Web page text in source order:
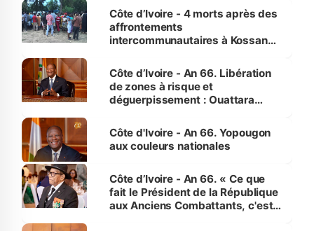
générations futures »
Côte d’Ivoire - 4 morts après des
affrontements
intercommunautaires à Kossandji
milieu des sinistrés
Côte d’Ivoire - An 66. Libération
de zones à risque et
déguerpissement : Ouattara
l'Etat de droit pour préserver les
vies humaines »
Côte d'Ivoire - An 66. Yopougon
aux couleurs nationales
Côte d’Ivoire - An 66. « Ce que
fait le Président de la République
aux Anciens Combattants, c'est